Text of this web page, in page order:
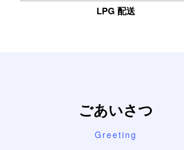
LPG 配送
ごあいさつ